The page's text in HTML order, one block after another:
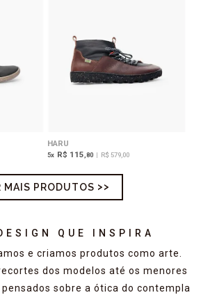
HARU
5x R$ 115,80 R$ 579,00
MAIS PRODUTOS
QUE INSPIRA
e criamos produtos como arte.
dos modelos até os menores
sobre a ótica do contempla